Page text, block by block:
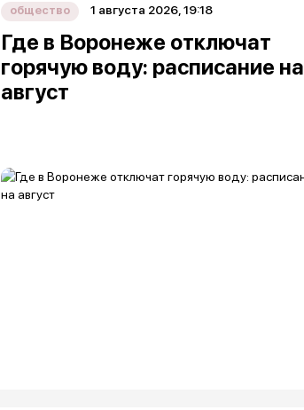
общество 1 августа 2026, 19:18
Где в Воронеже отключат
горячую воду: расписание на
август